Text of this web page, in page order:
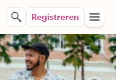
Registreren